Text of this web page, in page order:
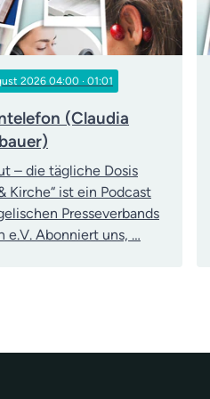
2026 04:00 · 01:01
(Claudia
– die tägliche Dosis
Kirche“ ist ein Podcast
Presseverbands
e.V. Abonniert uns, …